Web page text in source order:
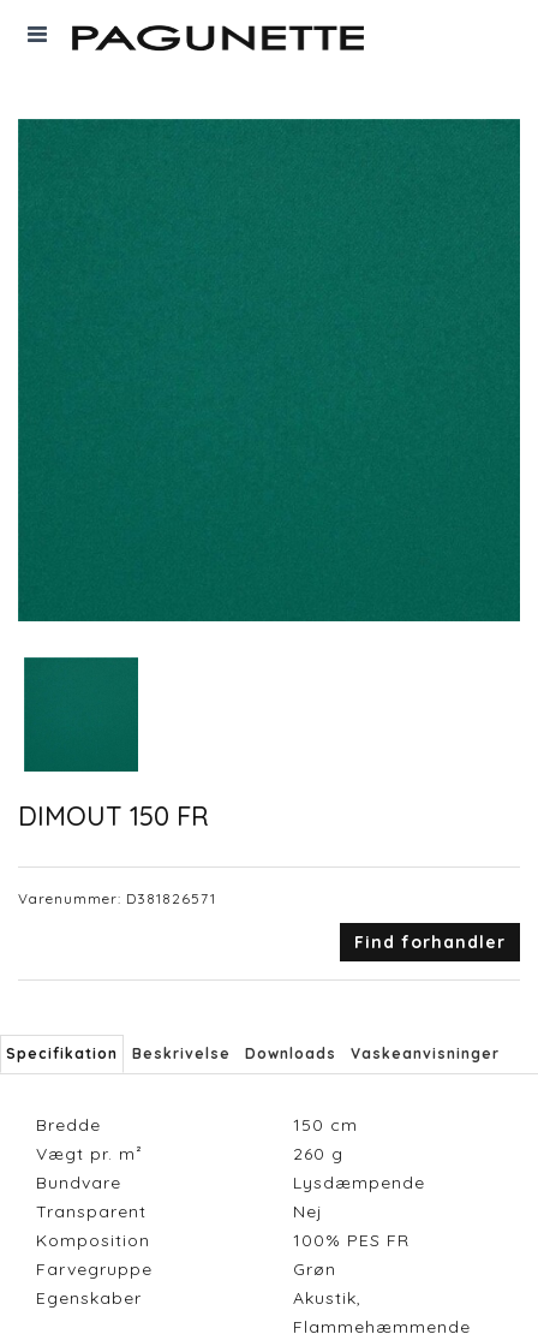
DIMOUT 150 FR
Varenummer: D381826571
Find forhandler
Specifikation Beskrivelse Downloads Vaskeanvisninger
Bredde 150 cm
Vægt pr. m²
260 g
Bundvare
Lysdæmpende
Transparent
Nej
Komposition
100% PES FR
Farvegruppe
Grøn
Egenskaber
Akustik,
Flammehæmmende